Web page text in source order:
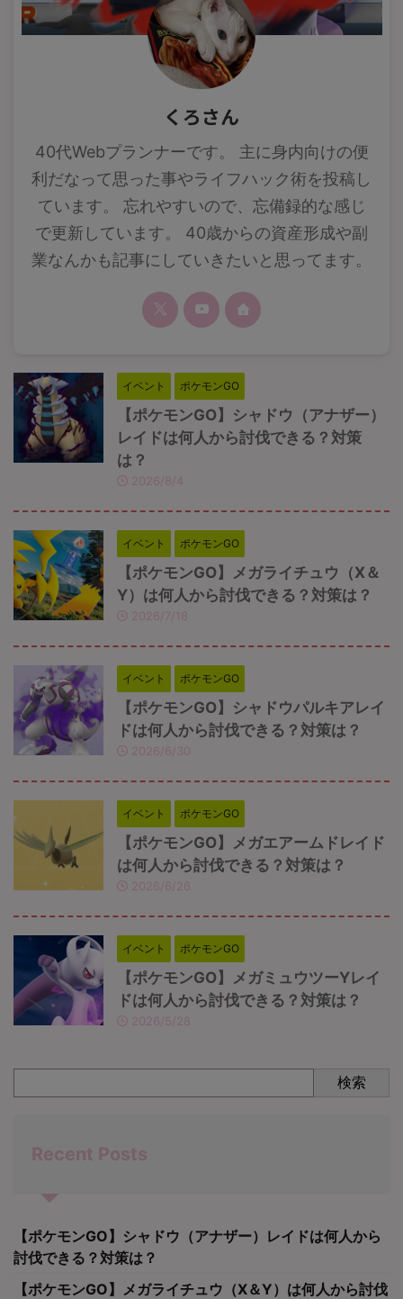
くろさん
40代Webプランナーです。 主に身内向けの便
利だなって思った事やライフハック術を投稿し
ています。 忘れやすいので、忘備録的な感じ
で更新しています。 40歳からの資産形成や副
業なんかも記事にしていきたいと思ってます。
イベント ポケモンGO
【ポケモンGO】シャドウ（アナザー）
レイドは何人から討伐できる？対策
は？
2026/8/4
イベント ポケモンGO
【ポケモンGO】メガライチュウ（X＆
Y）は何人から討伐できる？対策は？
2026/7/18
イベント ポケモンGO
【ポケモンGO】シャドウパルキアレイ
ドは何人から討伐できる？対策は？
2026/6/30
イベント ポケモンGO
【ポケモンGO】メガエアームドレイド
は何人から討伐できる？対策は？
2026/6/26
イベント ポケモンGO
【ポケモンGO】メガミュウツーYレイ
ドは何人から討伐できる？対策は？
2026/5/28
検索
Recent Posts
【ポケモンGO】シャドウ（アナザー）レイドは何人から
討伐できる？対策は？
【ポケモンGO】メガライチュウ（X＆Y）は何人から討伐